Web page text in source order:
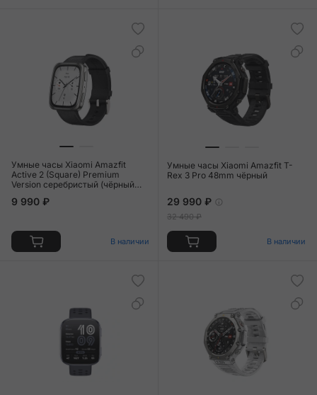
Умные часы Xiaomi Amazfit
Active 2 (Square) Premium
Version серебристый (чёрный
9 990 ₽
В наличии
Умные часы Xiaomi Amazfit T-
Rex 3 Pro 48mm чёрный
29 990 ₽
32 490 ₽
В наличии